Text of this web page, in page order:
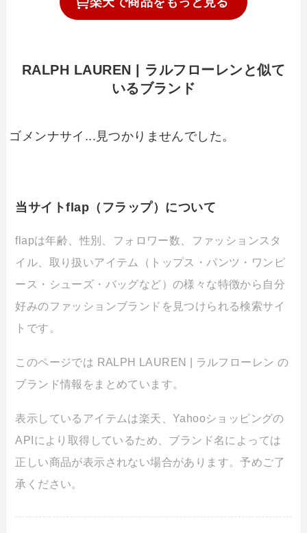
RALPH LAUREN | ラルフローレンと似て
いるブランド
ゴメンナサイ...見つかりませんでした。
当サイトflap（フラップ）について
flapは年齢、性別、フォロワー数、ファッションスタ
イル、取り扱いアイテム（トップス・パンツ・ワンピ
ース・シューズ・バッグなど）の様々な特徴から自分
好みのファッションブランドを見つけられる検索サイ
トです。
このページでは RALPH LAUREN | ラルフローレン の
ブランド情報をまとめています。
表示しているアイテムは楽天、Yahooショッピングの
APIにより取得しているため、ブランド名によっては
正しい商品が表示されない場合があります。予めご了
承ください。